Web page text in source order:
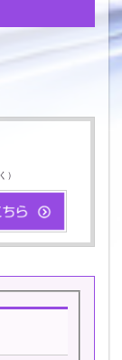
）